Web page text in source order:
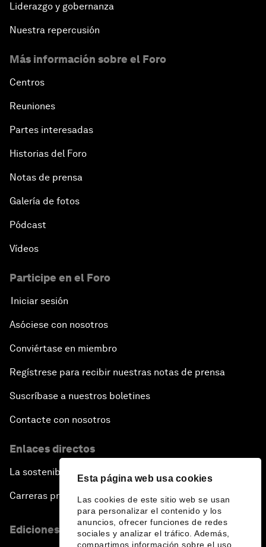
Esta página web usa cookies
Las cookies de este sitio web se usan
para personalizar el contenido y los
anuncios, ofrecer funciones de redes
sociales y analizar el tráfico. Además,
compartimos información sobre el uso
Liderazgo y gobernanza
Nuestra repercusión
Más información sobre el Foro
Centros
Reuniones
Partes interesadas
Historias del Foro
Notas de prensa
Galería de fotos
Pódcast
Vídeos
Participe en el Foro
Iniciar sesión
Asóciese con nosotros
Conviértase en miembro
Regístrese para recibir nuestras notas de prensa
Suscríbase a nuestros boletines
Contacte con nosotros
Enlaces directos
La sostenibilidad en el Foro
Carreras profesionales
Ediciones en otros idiomas